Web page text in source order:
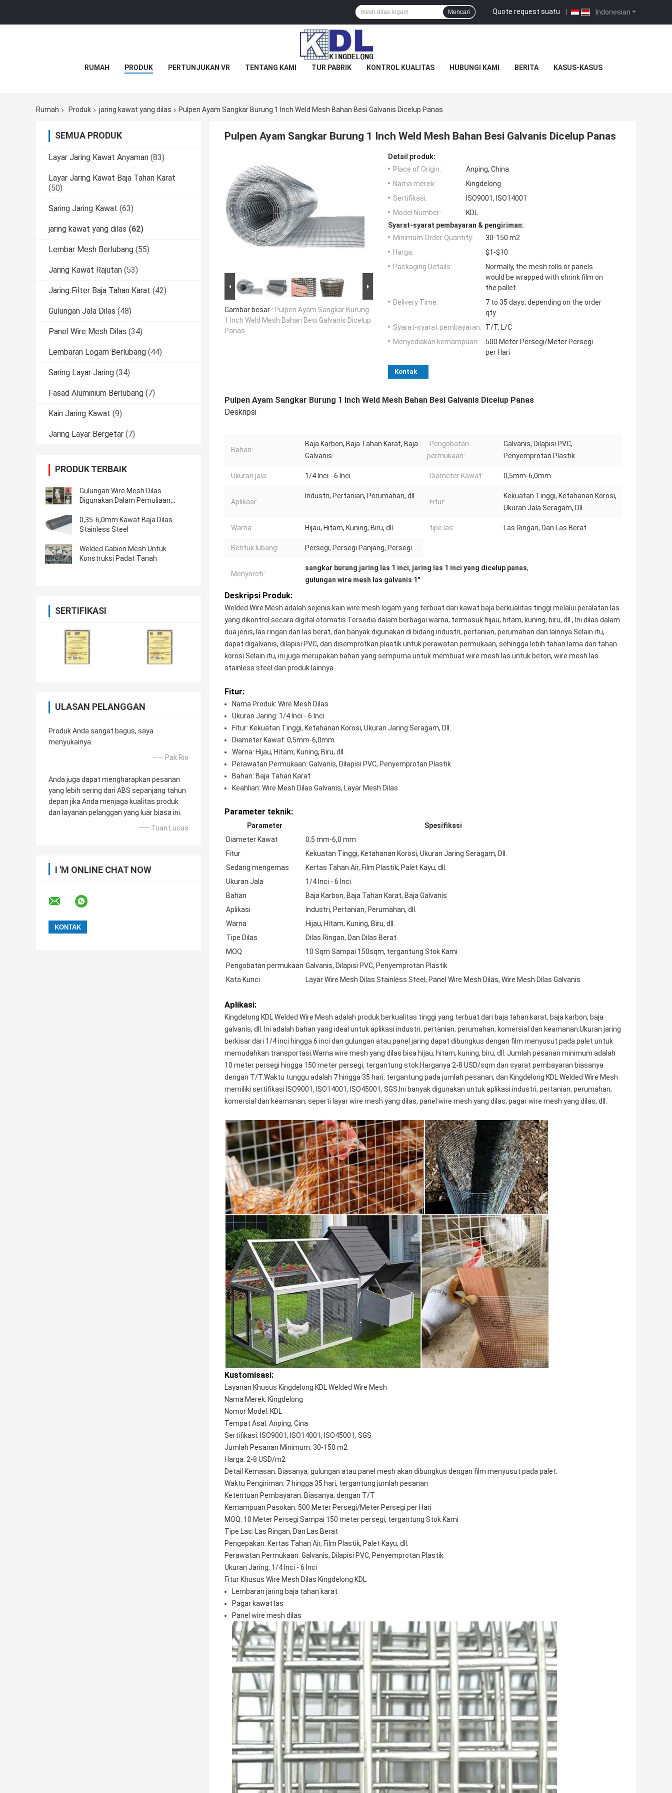
Indonesian
Quote request suatu |
Mencari
RUMAH PRODUK PERTUNJUKAN VR TENTANG KAMI TUR PABRIK KONTROL KUALITAS HUBUNGI KAMI BERITA KASUS-KASUS
Rumah Produk jaring kawat yang dilas Pulpen Ayam Sangkar Burung 1 Inch Weld Mesh Bahan Besi Galvanis Dicelup Panas
SEMUA PRODUK
Layar Jaring Kawat Anyaman (83)
Layar Jaring Kawat Baja Tahan Karat
(50)
Saring Jaring Kawat (63)
jaring kawat yang dilas (62)
Lembar Mesh Berlubang (55)
Jaring Kawat Rajutan (53)
Jaring Filter Baja Tahan Karat (42)
Gulungan Jala Dilas (48)
Panel Wire Mesh Dilas (34)
Lembaran Logam Berlubang (44)
Saring Layar Jaring (34)
Fasad Aluminium Berlubang (7)
Kain Jaring Kawat (9)
Jaring Layar Bergetar (7)
PRODUK TERBAIK
Gulungan Wire Mesh Dilas
Digunakan Dalam Pemuliaan
0,35-6,0mm Kawat Baja Dilas
Stainless Steel
Welded Gabion Mesh Untuk
Konstruksi Padat Tanah
SERTIFIKASI
ULASAN PELANGGAN
Produk Anda sangat bagus, saya
menyukainya.
—— Pak Rio
Anda juga dapat mengharapkan pesanan
yang lebih sering dari ABS sepanjang tahun
depan jika Anda menjaga kualitas produk
dan layanan pelanggan yang luar biasa ini.
—— Tuan Lucas
I 'M ONLINE CHAT NOW
Pulpen Ayam Sangkar Burung 1 Inch Weld Mesh Bahan Besi Galvanis Dicelup Panas
Gambar besar : Pulpen Ayam Sangkar Burung
1 Inch Weld Mesh Bahan Besi Galvanis Dicelup
Panas
Detail produk:
Place of Origin:
Anping, China
Nama merek:
Kingdelong
Sertifikasi:
ISO9001, ISO14001
Model Number:
KDL
Syarat-syarat pembayaran & pengiriman:
Minimum Order Quantity:
30-150 m2
Harga:
$1-$10
Packaging Details:
Normally, the mesh rolls or panels
would be wrapped with shrink film on
the pallet.
Delivery Time:
7 to 35 days, depending on the order
qty
Syarat-syarat pembayaran:
T/T, L/C
Menyediakan kemampuan:
500 Meter Persegi/Meter Persegi
per Hari
Kontak
Pulpen Ayam Sangkar Burung 1 Inch Weld Mesh Bahan Besi Galvanis Dicelup Panas
Deskripsi
Bahan:
Baja Karbon, Baja Tahan Karat, Baja
Galvanis
Pengobatan
permukaan:
Galvanis, Dilapisi PVC,
Penyemprotan Plastik
Ukuran jala: 1/4 Inci - 6 Inci Diameter Kawat: 0,5mm-6,0mm
Aplikasi:
Industri, Pertanian, Perumahan, dll.
Fitur:
Kekuatan Tinggi, Ketahanan Korosi,
Ukuran Jala Seragam, Dll.
Warna: Hijau, Hitam, Kuning, Biru, dll. tipe las: Las Ringan, Dan Las Berat
Bentuk lubang: Persegi, Persegi Panjang, Persegi
Menyoroti:
sangkar burung jaring las 1 inci, jaring las 1 inci yang dicelup panas,
gulungan wire mesh las galvanis 1"
Deskripsi Produk:
Welded Wire Mesh adalah sejenis kain wire mesh logam yang terbuat dari kawat baja berkualitas tinggi melalui peralatan las
yang dikontrol secara digital otomatis.Tersedia dalam berbagai warna, termasuk hijau, hitam, kuning, biru, dll., Ini dilas dalam
dua jenis, las ringan dan las berat, dan banyak digunakan di bidang industri, pertanian, perumahan dan lainnya.Selain itu,
dapat digalvanis, dilapisi PVC, dan disemprotkan plastik untuk perawatan permukaan, sehingga lebih tahan lama dan tahan
korosi.Selain itu, ini juga merupakan bahan yang sempurna untuk membuat wire mesh las untuk beton, wire mesh las
stainless steel dan produk lainnya.
Fitur:
Nama Produk: Wire Mesh Dilas
Ukuran Jaring: 1/4 Inci - 6 Inci
Fitur: Kekuatan Tinggi, Ketahanan Korosi, Ukuran Jaring Seragam, Dll.
Diameter Kawat: 0,5mm-6,0mm
Warna: Hijau, Hitam, Kuning, Biru, dll.
Perawatan Permukaan: Galvanis, Dilapisi PVC, Penyemprotan Plastik
Bahan: Baja Tahan Karat
Keahlian: Wire Mesh Dilas Galvanis, Layar Mesh Dilas
Parameter teknik:
Parameter
Spesifikasi
Diameter Kawat
0,5 mm-6,0 mm
Fitur
Kekuatan Tinggi, Ketahanan Korosi, Ukuran Jaring Seragam, Dll.
Sedang mengemas
Kertas Tahan Air, Film Plastik, Palet Kayu, dll.
Ukuran Jala
1/4 Inci - 6 Inci
Bahan
Baja Karbon, Baja Tahan Karat, Baja Galvanis
Aplikasi
Industri, Pertanian, Perumahan, dll.
Warna
Hijau, Hitam, Kuning, Biru, dll.
Tipe Dilas
Dilas Ringan, Dan Dilas Berat
MOQ
10 Sqm Sampai 150sqm, tergantung Stok Kami
Pengobatan permukaan Galvanis, Dilapisi PVC, Penyemprotan Plastik
Kata Kunci
Layar Wire Mesh Dilas Stainless Steel, Panel Wire Mesh Dilas, Wire Mesh Dilas Galvanis
Aplikasi:
Kingdelong KDL Welded Wire Mesh adalah produk berkualitas tinggi yang terbuat dari baja tahan karat, baja karbon, baja
galvanis, dll. Ini adalah bahan yang ideal untuk aplikasi industri, pertanian, perumahan, komersial dan keamanan.Ukuran jaring
berkisar dari 1/4 inci hingga 6 inci dan gulungan atau panel jaring dapat dibungkus dengan film menyusut pada palet untuk
memudahkan transportasi.Warna wire mesh yang dilas bisa hijau, hitam, kuning, biru, dll. Jumlah pesanan minimum adalah
10 meter persegi hingga 150 meter persegi, tergantung stok.Harganya 2-8 USD/sqm dan syarat pembayaran biasanya
dengan T/T.Waktu tunggu adalah 7 hingga 35 hari, tergantung pada jumlah pesanan, dan Kingdelong KDL Welded Wire Mesh
memiliki sertifikasi ISO9001, ISO14001, ISO45001, SGS.Ini banyak digunakan untuk aplikasi industri, pertanian, perumahan,
komersial dan keamanan, seperti layar wire mesh yang dilas, panel wire mesh yang dilas, pagar wire mesh yang dilas, dll.
Kustomisasi:
Layanan Khusus Kingdelong KDL Welded Wire Mesh
Nama Merek: Kingdelong
Nomor Model: KDL
Tempat Asal: Anping, Cina
Sertifikasi: ISO9001, ISO14001, ISO45001, SGS
Jumlah Pesanan Minimum: 30-150 m2
Harga: 2-8 USD/m2
Detail Kemasan: Biasanya, gulungan atau panel mesh akan dibungkus dengan film menyusut pada palet.
Waktu Pengiriman: 7 hingga 35 hari, tergantung jumlah pesanan
Ketentuan Pembayaran: Biasanya, dengan T/T
Kemampuan Pasokan: 500 Meter Persegi/Meter Persegi per Hari
MOQ: 10 Meter Persegi Sampai 150 meter persegi, tergantung Stok Kami
Tipe Las: Las Ringan, Dan Las Berat
Pengepakan: Kertas Tahan Air, Film Plastik, Palet Kayu, dll.
Perawatan Permukaan: Galvanis, Dilapisi PVC, Penyemprotan Plastik
Ukuran Jaring: 1/4 Inci - 6 Inci
Fitur Khusus Wire Mesh Dilas Kingdelong KDL
Lembaran jaring baja tahan karat
Pagar kawat las
Panel wire mesh dilas